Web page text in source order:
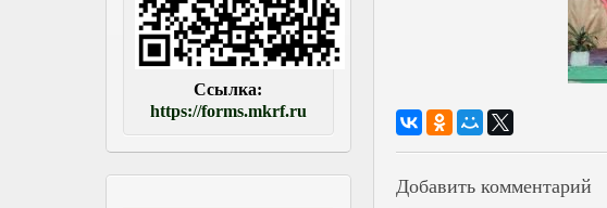
Добавить комментарий
Ссылка:
https://forms.mkrf.ru